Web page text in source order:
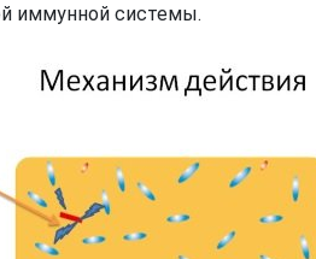
иммунной системы.